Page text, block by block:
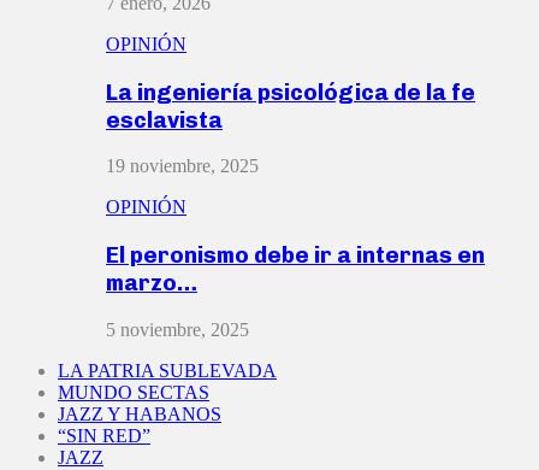
OPINIÓN
La ingeniería psicológica de la fe
esclavista
19 noviembre, 2025
OPINIÓN
El peronismo debe ir a internas en
marzo…
5 noviembre, 2025
LA PATRIA SUBLEVADA
MUNDO SECTAS
JAZZ Y HABANOS
“SIN RED”
JAZZ